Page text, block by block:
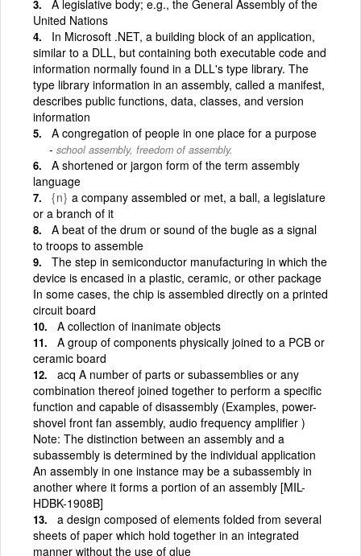
A legislative body; e.g., the General Assembly of the
United Nations
In Microsoft .NET, a building block of an application,
similar to a DLL, but containing both executable code and
information normally found in a DLL's type library. The
type library information in an assembly, called a manifest,
describes public functions, data, classes, and version
information
A congregation of people in one place for a purpose
school assembly, freedom of assembly.
A shortened or jargon form of the term assembly
language
{n} a company assembled or met, a ball, a legislature
or a branch of it
A beat of the drum or sound of the bugle as a signal
to troops to assemble
The step in semiconductor manufacturing in which the
device is encased in a plastic, ceramic, or other package
In some cases, the chip is assembled directly on a printed
circuit board
A collection of inanimate objects
A group of components physically joined to a PCB or
ceramic board
acq A number of parts or subassemblies or any
combination thereof joined together to perform a specific
function and capable of disassembly (Examples, power-
shovel front fan assembly, audio frequency amplifier )
Note: The distinction between an assembly and a
subassembly is determined by the individual application
An assembly in one instance may be a subassembly in
another where it forms a portion of an assembly [MIL-
HDBK-1908B]
a design composed of elements folded from several
sheets of paper which hold together in an integrated
manner without the use of glue